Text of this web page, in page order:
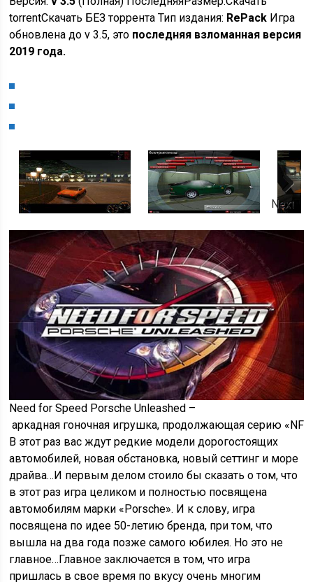
torrentСкачать БЕЗ торрента Тип издания: RePack Игра
обновлена до v 3.5, это последняя взломанная версия
2019 года.
Next
Need for Speed Porsche Unleashed –
аркадная гоночная игрушка, продолжающая серию
В этот раз вас ждут редкие модели дорогостоящих
автомобилей, новая обстановка, новый сеттинг и море
драйва…И первым делом стоило бы сказать о том, что
в этот раз игра целиком и полностью посвящена
автомобилям марки «Porsche». И к слову, игра
посвящена по идее 50-летию бренда, при том, что
вышла на два года позже самого юбилея. Но это не
главное…Главное заключается в том, что игра
пришлась в свое время по вкусу очень многим